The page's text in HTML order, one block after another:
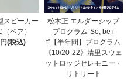
スピーカー
ペア）
(税込)
松木正 エルダーシップ
プログラム“So, be i
t”【半年間】プログラム
《10/20-22》清里スウェ
ットロッジセレモニー・
リトリート